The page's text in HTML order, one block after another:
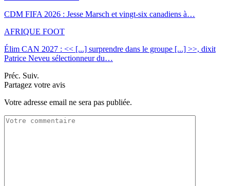
CDM FIFA 2026 : Jesse Marsch et vingt-six canadiens à…
AFRIQUE FOOT
Élim CAN 2027 : << [...] surprendre dans le groupe [...] >>, dixit
Patrice Neveu sélectionneur du…
Préc. Suiv.
Partagez votre avis
Votre adresse email ne sera pas publiée.